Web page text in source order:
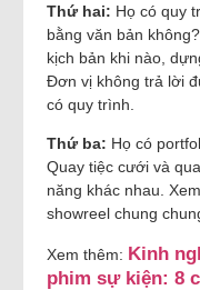
Thứ hai: Họ có quy
bằng văn bản
kịch bản khi nào,
Đơn vị không trả lời
có quy trình.
Thứ ba: Họ có
Quay tiệc cưới và
năng khác nhau.
showreel chung
Xem thêm: Kinh
phim sự kiện: 8